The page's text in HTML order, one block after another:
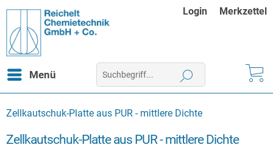
Login Merkzettel
Menü
Zellkautschuk-Platte aus PUR - mittlere Dichte
Zellkautschuk-Platte aus PUR - mittlere Dichte